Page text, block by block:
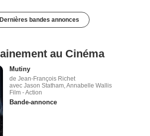
Dernières bandes annonces
au Cinéma
Mutiny
de Jean-François Richet
avec Jason Statham, Annabelle Wallis
Film - Action
Bande-annonce